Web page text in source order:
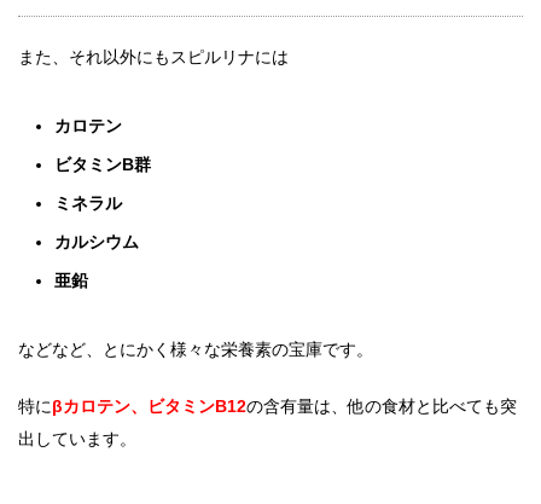
また、それ以外にもスピルリナには
カロテン
ビタミンB群
ミネラル
カルシウム
亜鉛
などなど、とにかく様々な栄養素の宝庫です。
特にβカロテン、ビタミンB12の含有量は、他の食材と比べても突
出しています。